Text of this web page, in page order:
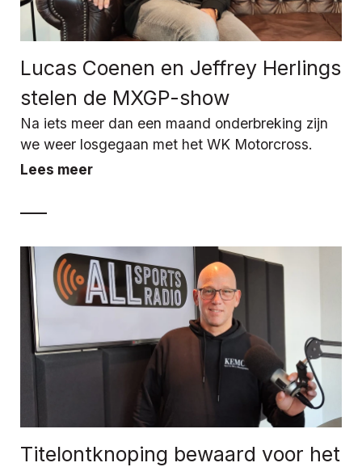
Lucas Coenen en Jeffrey Herlings
stelen de MXGP-show
Na iets meer dan een maand onderbreking zijn
we weer losgegaan met het WK Motorcross.
Lees meer
Titelontknoping bewaard voor het